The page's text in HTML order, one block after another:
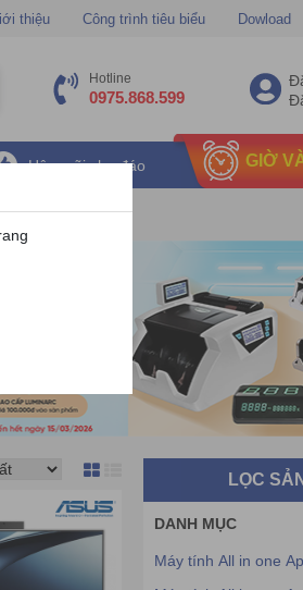
thiệu Công trình tiêu biểu Dowload
Hotline
0975.868.599
Hậu mãi chu đáo GIỜ
LỌC
DANH MỤC
Máy tính All in one